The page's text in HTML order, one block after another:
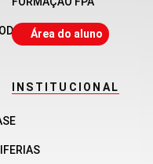
Área do aluno
INSTITUCIONAL